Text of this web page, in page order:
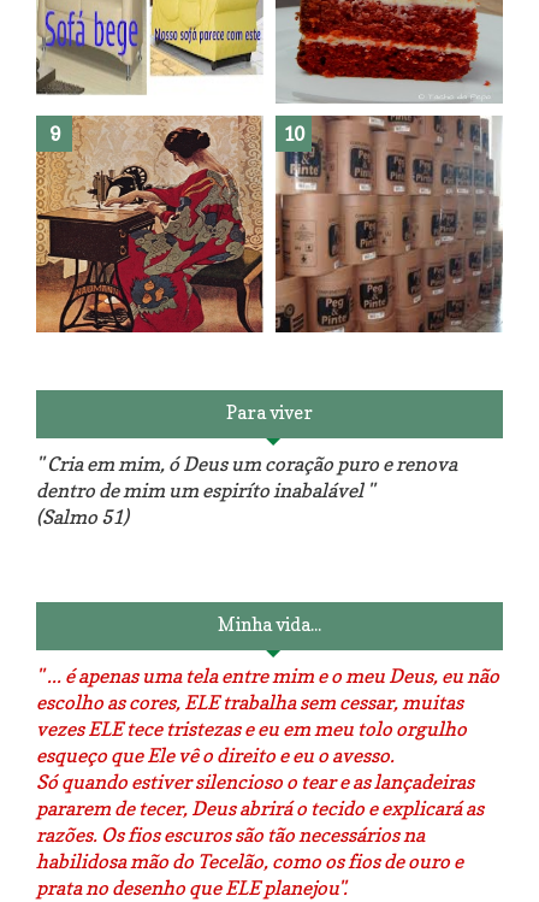
O medo que habita em nós.
Reforma do sofá, agora é em
patchwork!
The Red Velvet !!! O Perfeito
Para viver
" Cria em mim, ó Deus um coração puro e renova
dentro de mim um espiríto inabalável "
(Salmo 51)
Minha vida...
" ... é apenas uma tela entre mim e o meu Deus, eu não
escolho as cores, ELE trabalha sem cessar, muitas
vezes ELE tece tristezas e eu em meu tolo orgulho
esqueço que Ele vê o direito e eu o avesso.
Só quando estiver silencioso o tear e as lançadeiras
pararem de tecer, Deus abrirá o tecido e explicará as
razões. Os fios escuros são tão necessários na
habilidosa mão do Tecelão, como os fios de ouro e
prata no desenho que ELE planejou".